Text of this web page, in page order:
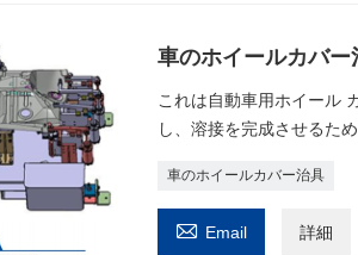
車のホイールカバー
これは自動車用ホイール
し、溶接を完成させるた
車のホイールカバー治具
 Email 詳細